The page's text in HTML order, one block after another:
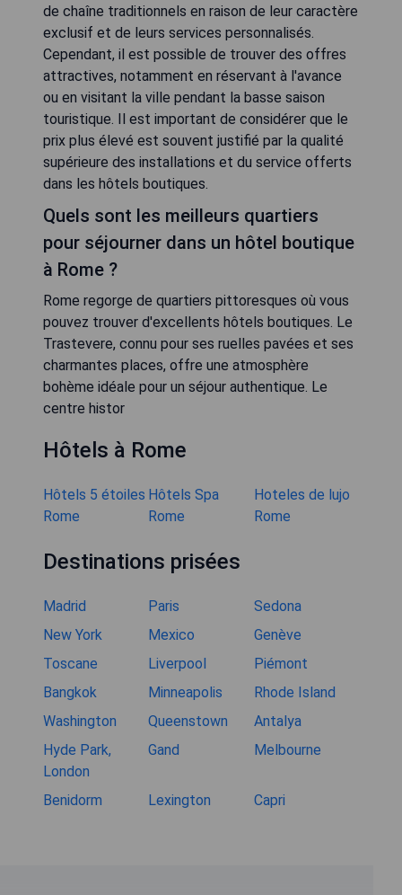
de chaîne traditionnels en raison de leur caractère
exclusif et de leurs services personnalisés.
Cependant, il est possible de trouver des offres
attractives, notamment en réservant à l'avance
ou en visitant la ville pendant la basse saison
touristique. Il est important de considérer que le
prix plus élevé est souvent justifié par la qualité
supérieure des installations et du service offerts
dans les hôtels boutiques.
Quels sont les meilleurs quartiers
pour séjourner dans un hôtel boutique
à Rome ?
Rome regorge de quartiers pittoresques où vous
pouvez trouver d'excellents hôtels boutiques. Le
Trastevere, connu pour ses ruelles pavées et ses
charmantes places, offre une atmosphère
bohème idéale pour un séjour authentique. Le
centre histor
Hôtels à Rome
Hôtels 5 étoiles
Rome
Hôtels Spa
Rome
Hoteles de lujo
Rome
Destinations prisées
Madrid Paris
Sedona
New York
Mexico
Genève
Toscane
Liverpool
Piémont
Bangkok
Minneapolis
Rhode Island
Washington
Queenstown
Antalya
Hyde Park,
London
Gand Melbourne
Benidorm Lexington Capri